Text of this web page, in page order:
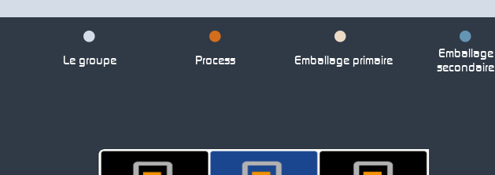
Le groupe Process Emballage primaire
Emballage
secondaire